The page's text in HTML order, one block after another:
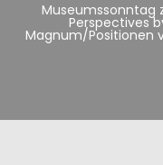
Museumssonntag
Perspectives
Magnum/Positionen